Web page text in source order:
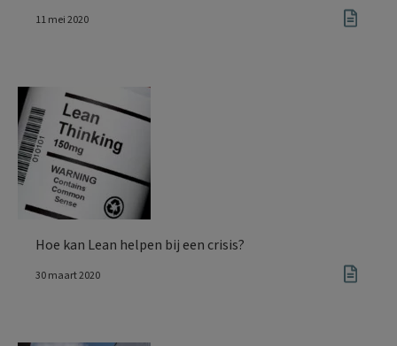
11 mei 2020
Hoe kan Lean helpen bij een crisis?
30 maart 2020